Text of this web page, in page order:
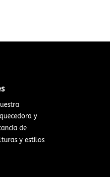
y
de
y estilos